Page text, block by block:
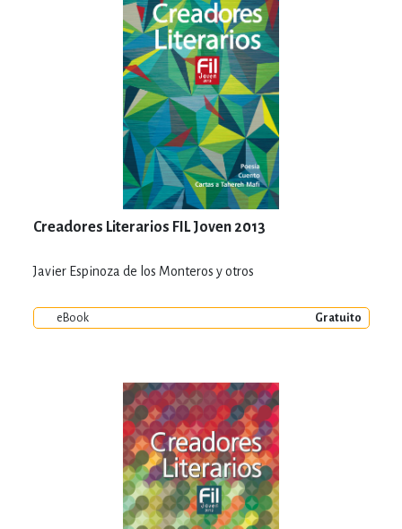
Creadores Literarios FIL Joven 2013
Javier Espinoza de los Monteros y otros
eBook Gratuito